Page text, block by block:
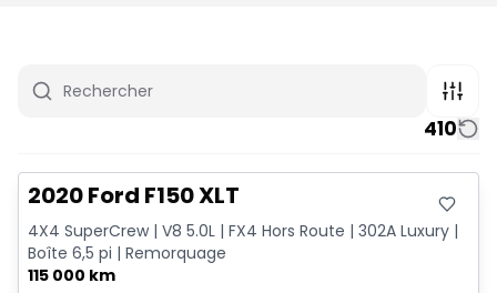
410
2020 Ford F150 XLT
4X4 SuperCrew | V8 5.0L | FX4 Hors Route | 302A Luxury |
Boîte 6,5 pi | Remorquage
115 000 km